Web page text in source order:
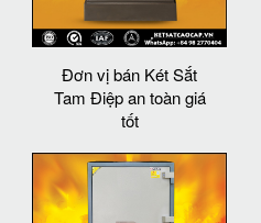
Đơn vị bán Két Sắt
Tam Điệp an toàn giá
tốt